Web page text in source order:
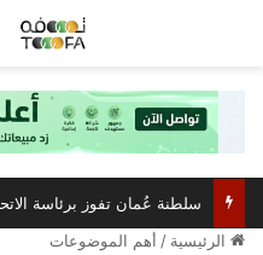
الرئيسية / أهم الموضوعات